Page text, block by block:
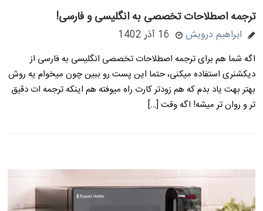
ترجمه اصطلاحات تخصصی به انگلیسی و فارسی!
ابراهیم درویش 16 آذر 1402
اگه شما هم برای ترجمه اصطلاحات تخصصی انگلیسی به فارسی از
دیکشنری استفاده میکنی، حتما این پست رو ببین چون میخوام یه روش
بهتر بهت یاد بدم که هم زودتر کارت راه میوفته هم اینکه ترجمه ات دقیق
تر و روان تر میشه! اگه وقت […]